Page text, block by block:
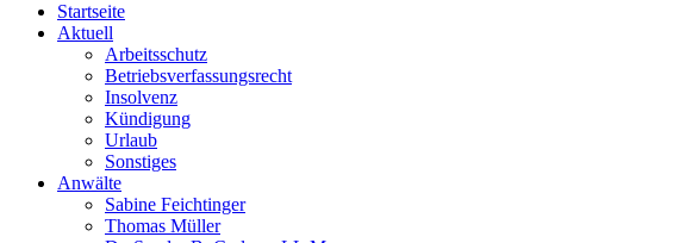
Startseite
Aktuell
Arbeitsschutz
Betriebsverfassungsrecht
Insolvenz
Kündigung
Urlaub
Sonstiges
Anwälte
Sabine Feichtinger
Thomas Müller